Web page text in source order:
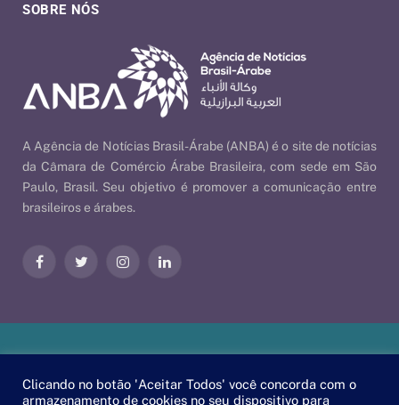
SOBRE NÓS
A Agência de Notícias Brasil-Árabe (ANBA) é o site de notícias
da Câmara de Comércio Árabe Brasileira, com sede em São
Paulo, Brasil. Seu objetivo é promover a comunicação entre
brasileiros e árabes.
FacebookTwitter InstagramLinkedIn
Árabe | ByEscaEsco.
Clicando no botão 'Aceitar Todos' você concorda com o
armazenamento de cookies no seu dispositivo para